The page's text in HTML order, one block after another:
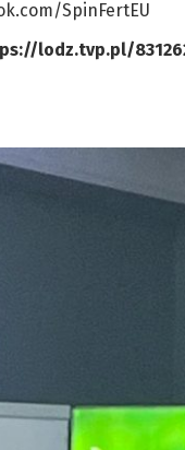
SpinFertEU
lodz.tvp.pl/